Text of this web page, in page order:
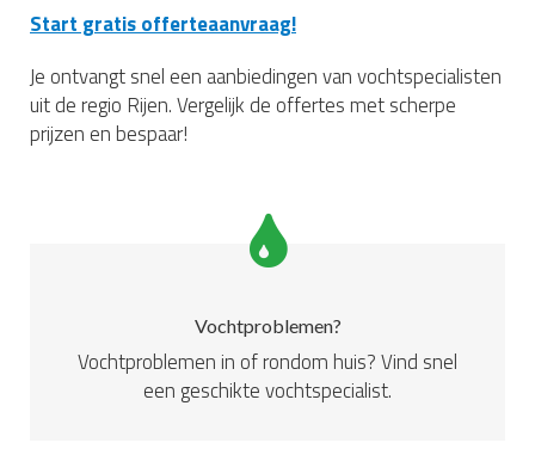
Start gratis offerteaanvraag!
Je ontvangt snel een aanbiedingen van vochtspecialisten
uit de regio Rijen. Vergelijk de offertes met scherpe
prijzen en bespaar!
Vochtproblemen?
Vochtproblemen in of rondom huis? Vind snel
een geschikte vochtspecialist.